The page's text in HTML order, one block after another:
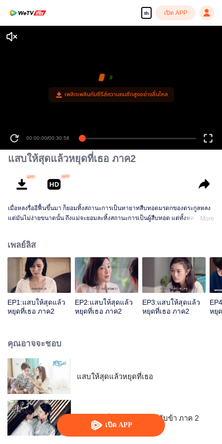
th เปิด APP
เปิด APP
เพลิดเพลินกับซีรีส์ความคมชัดสูงอย่างลื่นไหล
00:00:00/00:30:58
แสบให้สุดแล้วหยุดที่เธอ ภาค2
เมื่อหลงรื่ออีฟื้นขึ้นมา ก็ยอมทิ้งสถานะการเป็นทายาทสืบทอดมรดกของตระกูลหลง
แต่มันไม่ง่ายขนาดนั้น ถึงแม่จะยอมละทิ้งสถานะการเป็นผู้สืบทอด แต่ทั้งหลงรื่ออีMore
เพลย์ลิส
EP1:แสบให้สุดแล้ว
หยุดที่เธอ ภาค2
EP2:แสบให้สุดแล้ว
หยุดที่เธอ ภาค2
EP3:แสบให้สุดแล้ว
หยุดที่เธอ ภาค2
หยุ
คุณอาจจะชอบ
แสบให้สุดแล้วหยุดที่เธอ
ท่านอ๋องเมื่อไรท่านจะหย่ากับข้า ภาค 2